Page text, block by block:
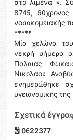
στο λιμένα ν.
8745, 60χρονος
νοσοκομειακής
*****
Μία χελώνα του
νεκρή σήμερα
Παλαιάς
Νικολάου
ενημερώθηκε
υγειονομικής
Σχετικά
0622377